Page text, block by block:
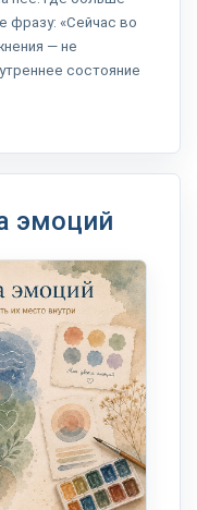
фразу: «Сейчас во
— не
состояние
эмоций